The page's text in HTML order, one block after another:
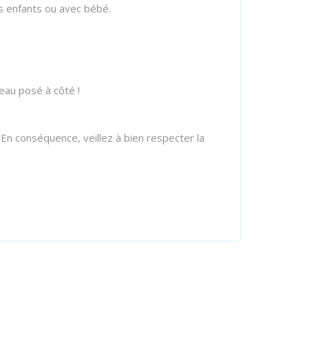
enfants ou avec bébé.
posé à côté !
conséquence, veillez à bien respecter la